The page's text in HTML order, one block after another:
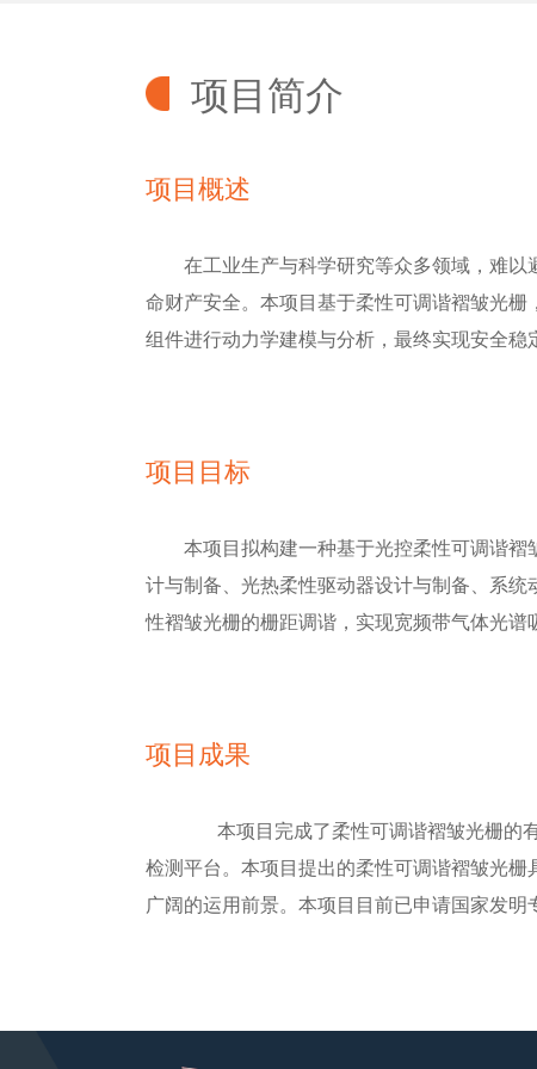
项目简介
项目概述
在工业生产与科学研究等众多领域，难
命财产安全。本项目基于柔性可调谐褶皱光
组件进行动力学建模与分析，最终实现安全稳
项目目标
本项目拟构建一种基于光控柔性可调谐
计与制备、光热柔性驱动器设计与制备、系
性褶皱光栅的栅距调谐，实现宽频带气体光谱
项目成果
本项目完成了柔性可调谐褶皱光栅的
检测平台。本项目提出的柔性可调谐褶皱光
广阔的运用前景。本项目目前已申请国家发明